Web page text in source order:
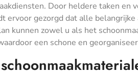
Door heldere taken en
gezorgd dat alle belangrijke
kunnen zowel u als het
een schone en